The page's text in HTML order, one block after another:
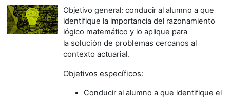
Objetivo general: conducir al alumno a que
identifique la importancia del razonamiento
lógico matemático y lo aplique para
la solución de problemas cercanos al
contexto actuarial.
Objetivos específicos:
Conducir al alumno a que identifique el